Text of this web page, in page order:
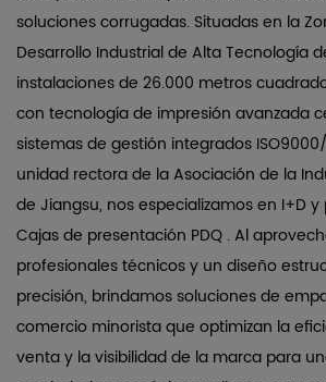
diseño
estructural
portante
2
Parámetros
de
cumplimiento
minorista
y
eficiencia
del
punto
soluciones corrugadas. Situadas en la
Desarrollo Industrial de Alta Tecnología
instalaciones de 26.000 metros
con tecnología de impresión avanzada
sistemas de gestión integrados
unidad rectora de la Asociación de la
de Jiangsu, nos especializamos en I+D
Cajas de presentación PDQ . Al
profesionales técnicos y un diseño
precisión, brindamos soluciones de
comercio minorista que optimizan la
venta y la visibilidad de la marca para